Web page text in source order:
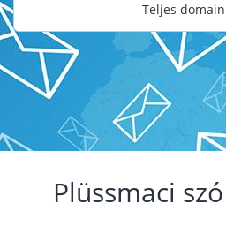
Teljes
Plüssmaci